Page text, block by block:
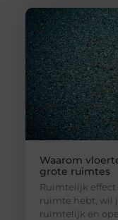
Waarom
grote ruimtes
Ruimtelijk effect
ruimte hebt, wil
ruimtelijk en